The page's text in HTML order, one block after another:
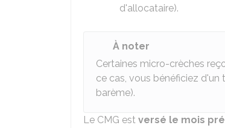
d'allocataire).
À noter
Certaines micro-crèches
ce cas, vous bénéficiez
barème).
Le CMG est versé le mois